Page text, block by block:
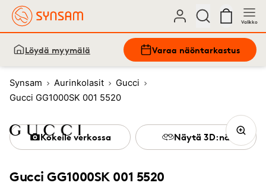
Valikko
Löydä myymälä Varaa näöntarkastus
Synsam Aurinkolasit
Gucci
Gucci GG1000SK 001 5520
Gucci GG1000SK 001 5520
Kokeile verkossa Näytä 3D:nä